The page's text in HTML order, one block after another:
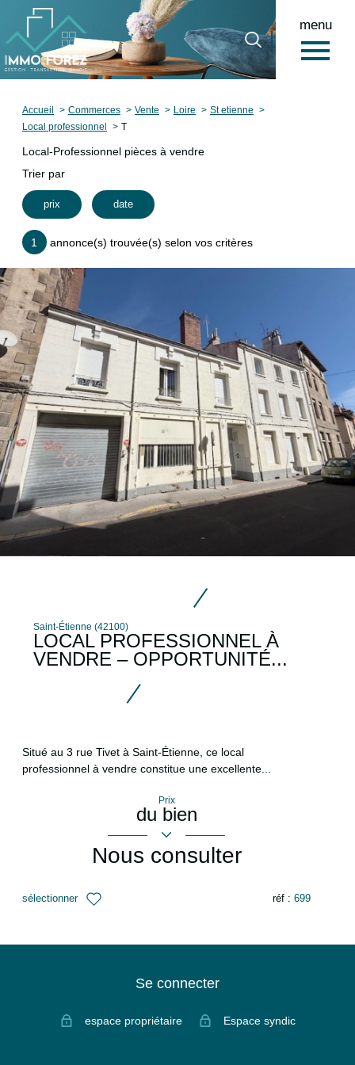
menu
Accueil
0
Accueil Commerces Vente Loire
St etienne
Local professionnel
T
Local-Professionnel pièces à vendre
Trier par
prix date
1 annonce(s) trouvée(s) selon vos critères
Saint-Étienne (42100)
LOCAL PROFESSIONNEL À
VENDRE – OPPORTUNITÉ...
Situé au 3 rue Tivet à Saint-Étienne, ce local
professionnel à vendre constitue une excellente...
Prix
du bien
Nous consulter
sélectionner réf : 699
Se connecter
espace propriétaire Espace syndic